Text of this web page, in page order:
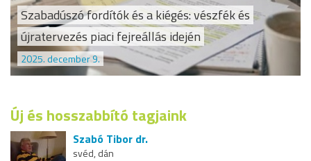
Szabadúszó fordítók és a kiégés: vészfék és
újratervezés piaci fejreállás idején
2025. december 9.
Új és hosszabbító tagjaink
Szabó Tibor dr.
svéd, dán